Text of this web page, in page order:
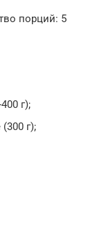
порций: 5
г);
г);